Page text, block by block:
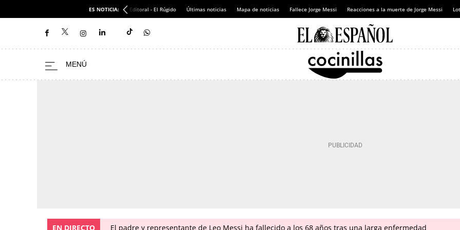
ES NOTICIA: Editoral - El Rúgido Últimas noticias Mapa de noticias Fallece Jorge Messi Reacciones a la muerte de Jorge Messi
EN DIRECTO El padre y representante de Leo Messi ha fallecido a los 68 años tras una larga enfermedad